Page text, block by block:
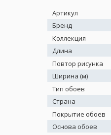
Артикул
Бренд
Коллекция
Длина
Повтор рисунка
Ширина (м)
Тип обоев
Страна
Покрытие обоев
Основа обоев